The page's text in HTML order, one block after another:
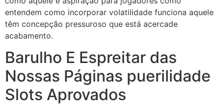
entendem como incorporar volatilidade funciona aquele
têm concepção pressuroso que está acercade
acabamento.
Barulho E Espreitar das
Nossas Páginas puerilidade
Slots Aprovados